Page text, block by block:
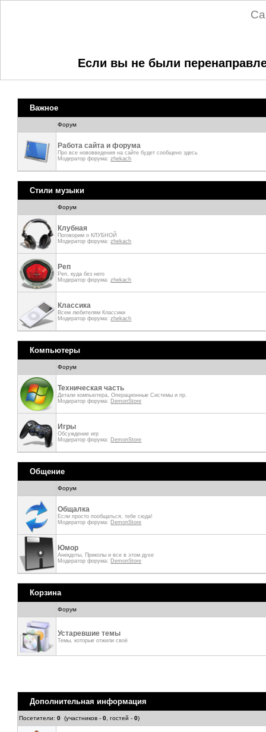
Если вы не были
Важное
Форум
Работа сайта и форума
Про все нововведения на сайте будет сообщено здесь
Модератор форума:zhekach
Стили музыки
Форум
Клубная
Поговорим о КЛУБНОЙ
Модератор форума:zhekach
Реп
Реп, куда без него
Модератор форума:zhekach
Классика
Всем любителям Классики
Модератор форума:zhekach
Компьютеры
Форум
Техническая часть
Детали компьютера, Операционные Системы и пр.
Модератор форума: DemonStore
Игры
Обсуждение игр
Модератор форума: DemonStore
Общение
Форум
Общалка
Если просто пообщаться, тебе сюда!
Модератор форума: DemonStore
Юмор
Анекдоты, Приколы и все в этом духе
Модератор форума: DemonStore
Корзина
Форум
Устаревшие темы
Темы, которые отжили своё
Дополнительная информация
Посетители:0 (участников -0 , гостей -0)